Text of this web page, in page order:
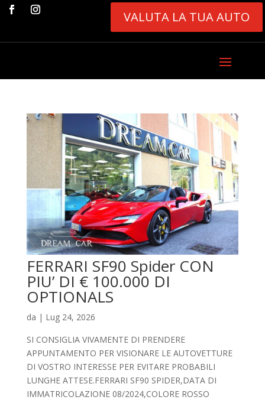
VALUTA LA TUA AUTO
FERRARI SF90 Spider CON
PIU’ DI € 100.000 DI
OPTIONALS
da | Lug 24, 2026
SI CONSIGLIA VIVAMENTE DI PRENDERE
APPUNTAMENTO PER VISIONARE LE AUTOVETTURE
DI VOSTRO INTERESSE PER EVITARE PROBABILI
LUNGHE ATTESE.FERRARI SF90 SPIDER,DATA DI
IMMATRICOLAZIONE 08/2024,COLORE ROSSO